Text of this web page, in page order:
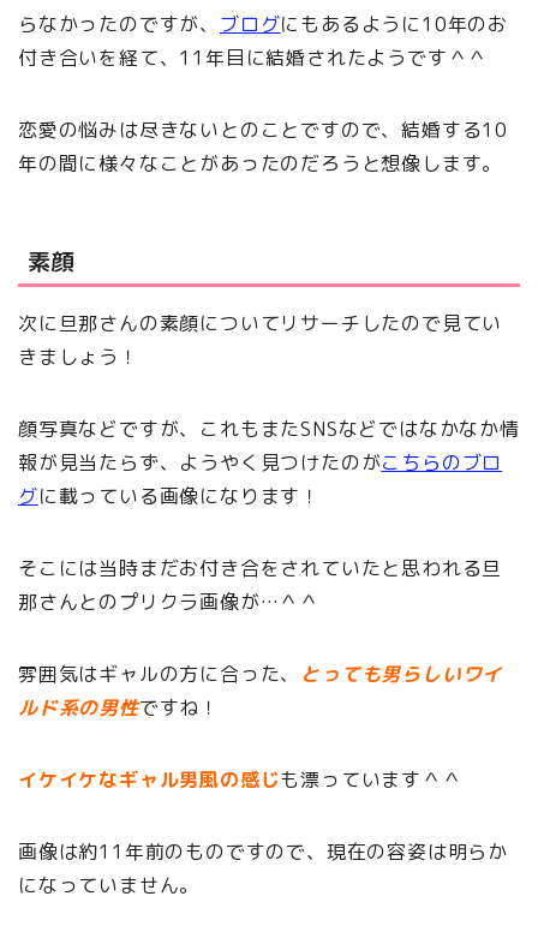
らなかったのですが、 ブログにもあるように10年のお
付き合いを経て、11年目に結婚されたようです＾＾
恋愛の悩みは尽きないとのことですので、結婚する10
年の間に様々なことがあったのだろうと想像します。
素顔
次に旦那さんの素顔についてリサーチしたので見てい
きましょう！
顔写真などですが、これもまたSNSなどではなかなか情
報が見当たらず、ようやく見つけたのがこちらのブロ
グに載っている画像になります！
そこには当時まだお付き合をされていたと思われる旦
那さんとのプリクラ画像が…＾＾
雰囲気はギャルの方に合った、
とっても男らしいワイ
ルド系の男性ですね！
イケイケなギャル男風の感じも漂っています＾＾
画像は約11年前のものですので、現在の容姿は明らか
になっていません。